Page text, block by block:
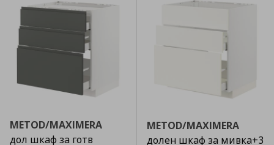
METOD/MAXIMERA
дол шкаф за готв
METOD/MAXIMERA
долен шкаф за мивка+3